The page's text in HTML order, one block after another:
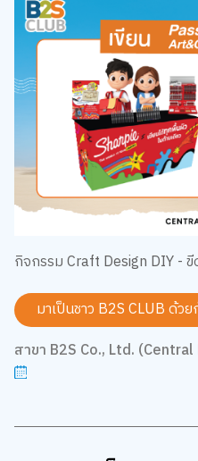
กิจกรรม Craft Design DIY -
มาเป็นชาว B2S CLUB ด้ว
สาขา B2S Co., Ltd.